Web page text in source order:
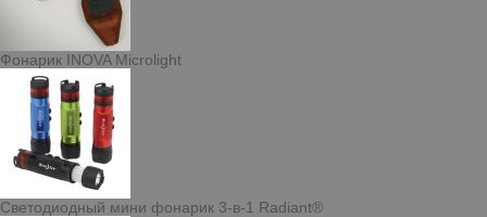
Фонарик INOVA Microlight
Светодиодный мини фонарик 3-в-1 Radiant®